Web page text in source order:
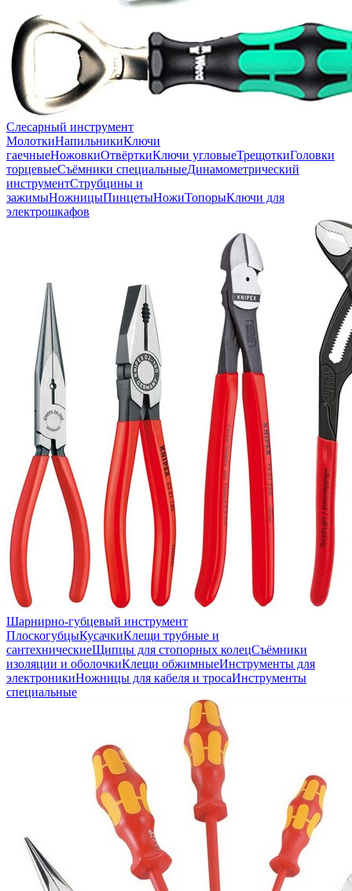
Слесарный инструмент
МолоткиНапильникиКлючи
гаечныеНожовкиОтвёрткиКлючи угловыеТрещоткиГоловки
торцевыеСъёмники специальныеДинамометрический
инструментСтрубцины и
зажимыНожницыПинцетыНожиТопорыКлючи для
электрошкафов
Шарнирно-губцевый инструмент
ПлоскогубцыКусачкиКлещи трубные и
сантехническиеЩипцы для стопорных колецСъёмники
изоляции и оболочкиКлещи обжимныеИнструменты для
электроникиНожницы для кабеля и тросаИнструменты
специальные